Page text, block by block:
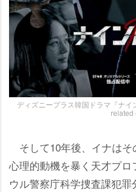
ディズニープラス韓国ドラマ『ナ
related
そして10年後、イナは
心理的動機を暴く天才プ
ウル警察庁科学捜査課犯